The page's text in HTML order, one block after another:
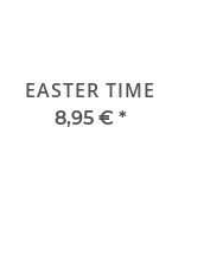
EASTER TIME
8,95 € *